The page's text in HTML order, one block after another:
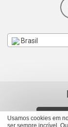
Usamos cookies em
ser sempre incrível.
Brasil